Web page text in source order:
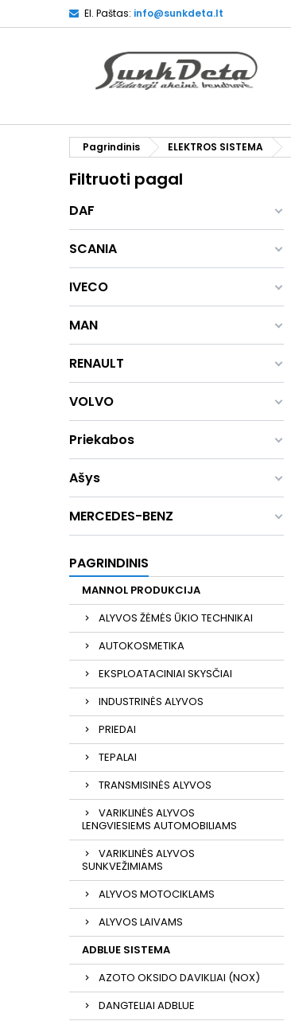
El. Paštas: info@sunkdeta.lt
Pagrindinis ELEKTROS SISTEMA
Filtruoti pagal
DAF
SCANIA
IVECO
MAN
RENAULT
VOLVO
Priekabos
Ašys
MERCEDES-BENZ
PAGRINDINIS
MANNOL PRODUKCIJA
ALYVOS ŽĖMĖS ŪKIO TECHNIKAI
AUTOKOSMETIKA
EKSPLOATACINIAI SKYSČIAI
INDUSTRINĖS ALYVOS
PRIEDAI
TEPALAI
TRANSMISINĖS ALYVOS
VARIKLINĖS ALYVOS
LENGVIESIEMS AUTOMOBILIAMS
VARIKLINĖS ALYVOS
SUNKVEŽIMIAMS
ALYVOS MOTOCIKLAMS
ALYVOS LAIVAMS
ADBLUE SISTEMA
AZOTO OKSIDO DAVIKLIAI (NOX)
DANGTELIAI ADBLUE